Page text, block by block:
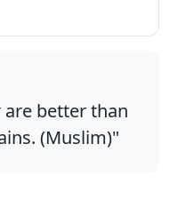
are better than
(Muslim)"